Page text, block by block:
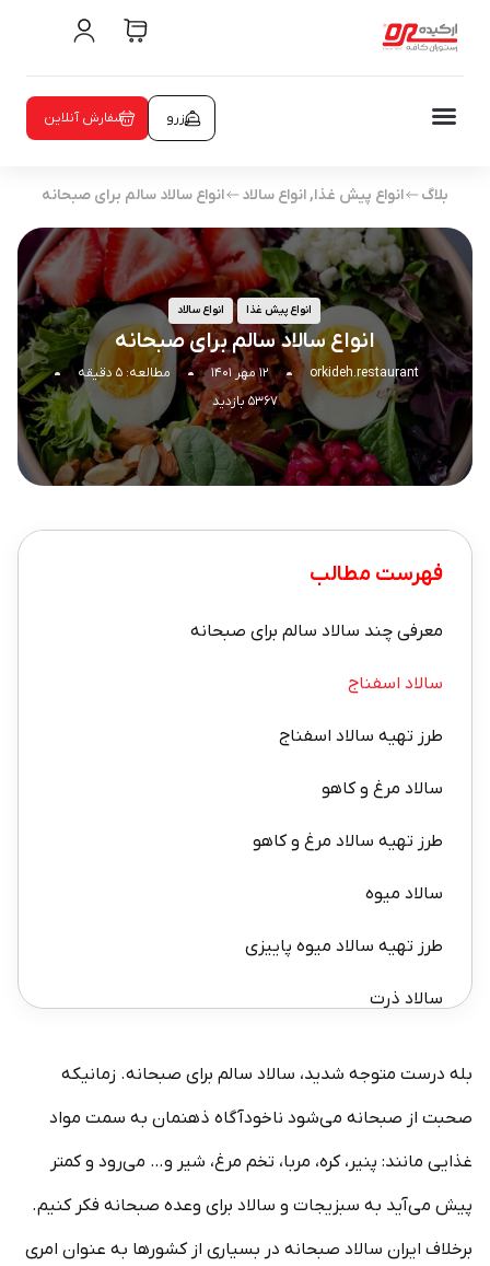
سفارش آنلاین رزرو
بلاگ انواع پیش غذا,انواع سالاد انواع سالاد سالم برای صبحانه
انواع پیش غذا انواع سالاد
انواع سالاد سالم برای صبحانه
orkideh.restaurant ۱۲ مهر ۱۴۰۱
مطالعه: ۵ دقیقه
۵۳۶۷ بازدید
فهرست مطالب
معرفی چند سالاد سالم برای صبحانه
سالاد اسفناج
طرز تهیه سالاد اسفناج
سالاد مرغ و کاهو
طرز تهیه سالاد مرغ و کاهو
سالاد میوه
طرز تهیه سالاد میوه پاییزی
سالاد ذرت
طرز تهیه سالاد هویج
بله درست متوجه شدید، سالاد سالم برای صبحانه. زمانیکه
صحبت از صبحانه می‌شود ناخودآگاه ذهنمان به سمت مواد
غذایی مانند: پنیر، کره، مربا، تخم مرغ، شیر و… می‌رود و کمتر
پیش می‌آید به سبزیجات و سالاد برای وعده صبحانه فکر کنیم.
برخلاف ایران سالاد صبحانه در بسیاری از کشورها به عنوان امری